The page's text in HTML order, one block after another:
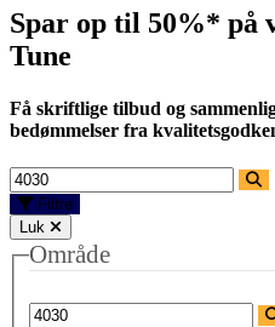
Spar op til 50%* på
Tune
Få skriftlige tilbud og
bedømmelser fra
Filtre
Luk
Område